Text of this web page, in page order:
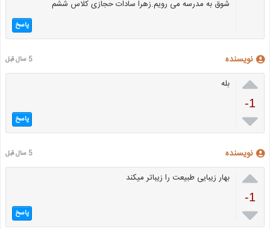
شوق به مدرسه می رویم.زهرا سادات حجازی کلاس ششم
پاسخ
نویسنده 5 سال قبل

-1

بله
پاسخ
نویسنده 5 سال قبل

-1

بهار زیبایی طبیعت را زیباتر میکند
پاسخ